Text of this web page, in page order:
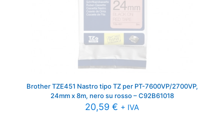
Brother TZE451 Nastro tipo TZ per PT-7600VP/2700VP,
24mm x 8m, nero su rosso – C92B61018
20,59 € + IVA